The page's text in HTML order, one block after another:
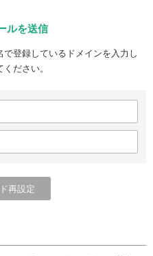
ルを送信
登録しているドメインを入力し
ださい。